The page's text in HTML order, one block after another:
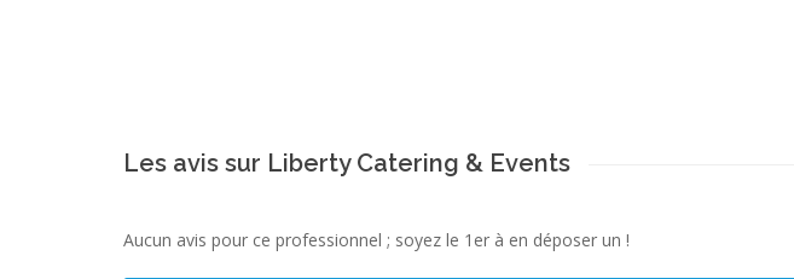
Les avis sur Liberty Catering & Events
Aucun avis pour ce professionnel ; soyez le 1er à en déposer un !